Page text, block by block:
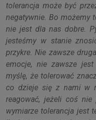
tolerancja może być
negatywnie. Bo możemy
nie jest dla nas dobre.
jesteśmy w stanie
przykre. Nie zawsze
emocje, nie zawsze
myślę, że tolerować
co dzieje się z nami w
reagować, jeżeli coś
wymiarze tolerancja jest